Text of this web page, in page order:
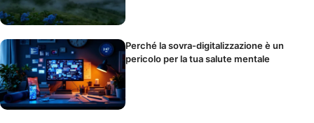
Perché la sovra-digitalizzazione è un
pericolo per la tua salute mentale